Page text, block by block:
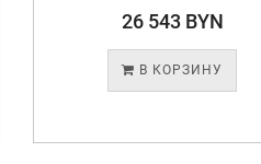
26 543 BYN
В КОРЗИНУ